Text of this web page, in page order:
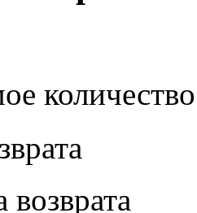
количество